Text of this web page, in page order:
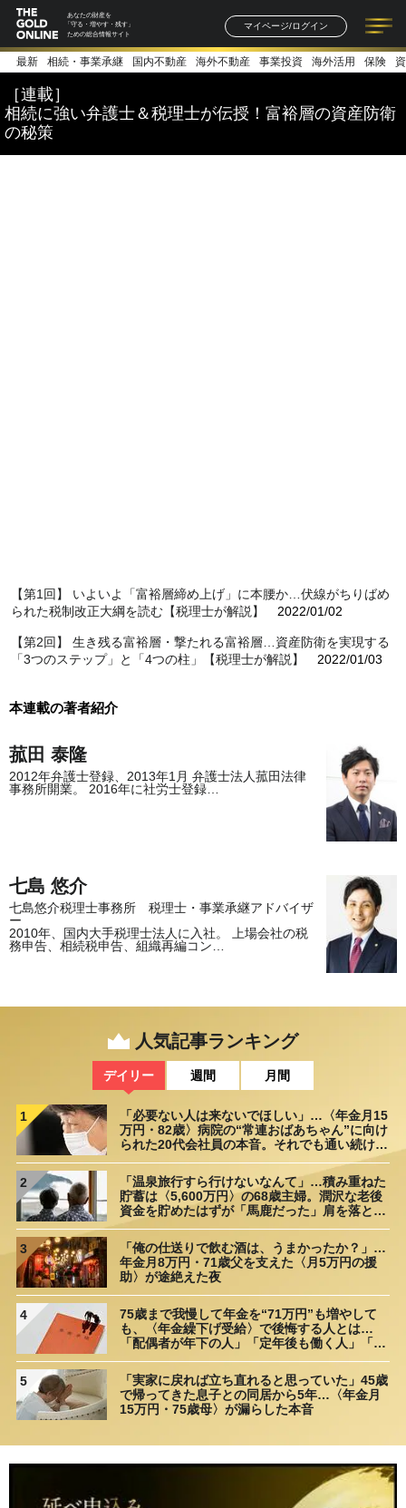
あなたの財産を
「守る・増やす・残す」
ための総合情報サイト
マイページ/ログイン
記事一覧 連載一覧
著者一覧 書籍一覧
最新 相続・事業承継 国内不動産 海外不動産 事業投資 海外活用 保険
［連載］
相続に強い弁護士＆税理士が伝授！富裕層の資産防衛
の秘策
【第1回】 いよいよ「富裕層締め上げ」に本腰か…伏線がちりばめ
られた税制改正大綱を読む【税理士が解説】
2022/01/02
【第2回】 生き残る富裕層・撃たれる富裕層…資産防衛を実現する
「3つのステップ」と「4つの柱」【税理士が解説】
2022/01/03
本連載の著者紹介
菰田 泰隆
2012年弁護士登録、2013年1月 弁護士法人菰田法律
事務所開業。 2016年に社労士登録…
七島 悠介
七島悠介税理士事務所 税理士・事業承継アドバイザ
ー
2010年、国内大手税理士法人に入社。 上場会社の税
務申告、相続税申告、組織再編コン…
人気記事ランキング
デイリー 週間 月間
1
「必要ない人は来ないでほしい」…〈年金月15
万円・82歳〉病院の“常連おばあちゃん”に向け
られた20代会社員の本音。それでも通い続ける
2
「温泉旅行すら行けないなんて」…積み重ねた
貯蓄は〈5,600万円〉の68歳主婦。潤沢な老後
資金を貯めたはずが「馬鹿だった」肩を落とす
3
「俺の仕送りで飲む酒は、うまかったか？」…
年金月8万円・71歳父を支えた〈月5万円の援
助〉が途絶えた夜
4
75歳まで我慢して年金を“71万円”も増やして
も、〈年金繰下げ受給〉で後悔する人とは…
「配偶者が年下の人」「定年後も働く人」「特
5
「実家に戻れば立ち直れると思っていた」45歳
で帰ってきた息子との同居から5年…〈年金月
15万円・75歳母〉が漏らした本音